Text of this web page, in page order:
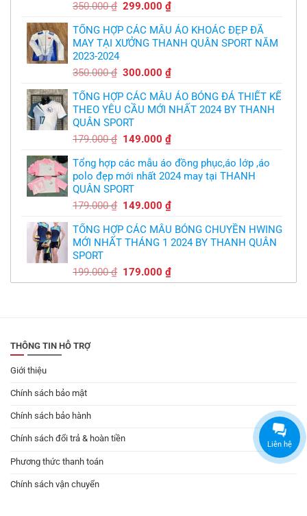
chát
bầy
quỷ
nhỏ
,thiết
free
350.000₫ Giá
là:
350.000 ₫.
299.000₫Giá
tại
là:
TỔNG HỢP CÁC MẪU ÁO KHOÁC ĐẸP ĐÃ
MAY TẠI XƯỞNG THANH QUÂN SPORT NĂM
2023-2024
350.000₫ Giá
là:
350.000 ₫.
300.000₫Giá
tại
là:
TỔNG HỢP CÁC MẪU ÁO BÓNG ĐÁ THIẾT KẾ
THEO YÊU CẦU MỚI NHẤT 2024 BY THANH
QUÂN SPORT
179.000₫ Giá
là:
179.000 ₫.
149.000₫Giá
tại
là:
Tổng hợp các mẫu áo đồng phục,áo lớp ,áo
polo đẹp mới nhất 2024 may tại THANH
QUÂN SPORT
179.000₫ Giá
là:
179.000 ₫.
149.000₫Giá
tại
là:
TỔNG HỢP CÁC MẪU BÓNG CHUYỀN HWING
MỚI NHẤT THÁNG 1 2024 BY THANH QUÂN
SPORT
199.000₫ Giá
gốc
179.000₫Giá
hiện
THÔNG TIN HỖ TRỢ
Giới thiệu
Chính sách bảo mật
Chính sách bảo hành
Chính sách đổi trả & hoàn tiền
Phương thức thanh toán
Chính sách vận chuyển
Liên hệ